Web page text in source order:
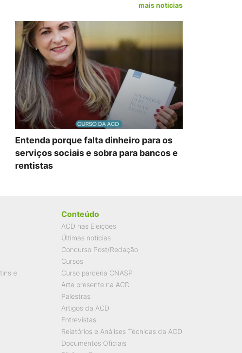
mais noticias
Entenda porque falta dinheiro para os
serviços sociais e sobra para bancos e
rentistas
e
Conteúdo
ACD nas Eleições
Últimas notícias
Concurso Post/Redação
Cursos
Curso parceria CNASP
Arte presente na ACD
Palestras
Artigos da ACD
Entrevistas
Relatórios e Análises Técnicas da ACD
Documentos Oficiais